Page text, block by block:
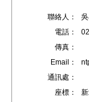
聯絡人：
電話：
傳真：
Email：
通訊處：
座標：